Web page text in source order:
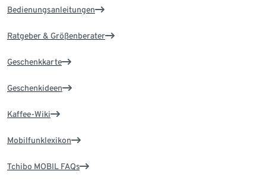
Bedienungsanleitungen
Ratgeber & Größenberater
Geschenkkarte
Geschenkideen
Kaffee-Wiki
Mobilfunklexikon
Tchibo MOBIL FAQs